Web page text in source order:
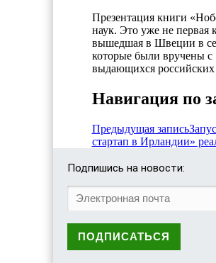
Презентация книги
наук. Это уже не первая
вышедшая в Швеции в
которые были вручены
выдающихся российских
Навигация по
Предыдущая запись
стартап в Ирландии»
Подпишись на новости: